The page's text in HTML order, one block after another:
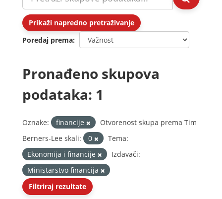
Prikaži napredno pretraživanje
Poredaj prema
Pronađeno skupova
podataka: 1
Oznake: financije
Otvorenost skupa prema Tim
Berners-Lee skali:
0
Tema:
Ekonomija i financije
Izdavači:
Ministarstvo financija
Filtriraj rezultate